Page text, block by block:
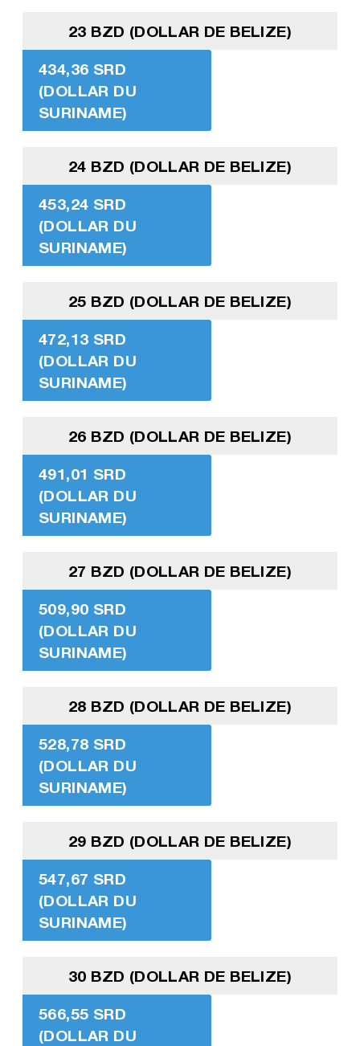
23 BZD (DOLLAR DE BELIZE)
434,36 SRD
(DOLLAR DU
SURINAME)
24 BZD (DOLLAR DE BELIZE)
453,24 SRD
(DOLLAR DU
SURINAME)
25 BZD (DOLLAR DE BELIZE)
472,13 SRD
(DOLLAR DU
SURINAME)
26 BZD (DOLLAR DE BELIZE)
491,01 SRD
(DOLLAR DU
SURINAME)
27 BZD (DOLLAR DE BELIZE)
509,90 SRD
(DOLLAR DU
SURINAME)
28 BZD (DOLLAR DE BELIZE)
528,78 SRD
(DOLLAR DU
SURINAME)
29 BZD (DOLLAR DE BELIZE)
547,67 SRD
(DOLLAR DU
SURINAME)
30 BZD (DOLLAR DE BELIZE)
566,55 SRD
(DOLLAR DU